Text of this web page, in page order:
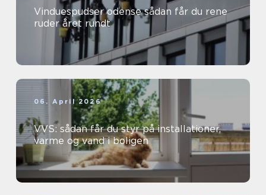
Vinduespudser odense sådan får du rene
ruder året rundt
06. April 2026
VVS: sådan får du styr på installationer,
varme og vand i boligen